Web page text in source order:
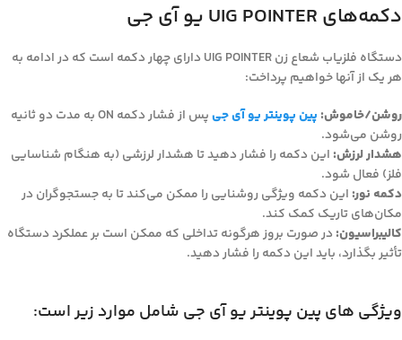
دکمه‌های UIG POINTER یو آی جی
دستگاه فلزیاب شعاع زن UIG POINTER دارای چهار دکمه است که در ادامه به
هر یک از آنها خواهیم پرداخت:
روشن/خاموش: پین پوینتر یو آی جی
پس از فشار دکمه ON به مدت دو ثانیه
روشن می‌شود.
هشدار لرزش: این دکمه را فشار دهید تا هشدار لرزشی (به هنگام شناسایی
فلز) فعال شود.
دکمه نور: این دکمه ویژگی روشنایی را ممکن می‌کند تا به جستجوگران در
مکان‌های تاریک کمک کند.
کالیبراسیون: در صورت بروز هرگونه تداخلی که ممکن است بر عملکرد دستگاه
تأثیر بگذارد، باید این دکمه را فشار دهید.
ویژگی های پین پوینتر یو آی جی شامل موارد زیر است: